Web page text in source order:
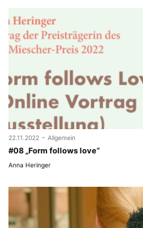
22.11.2022 - Allgemein
#08 „Form follows love“
Anna Heringer